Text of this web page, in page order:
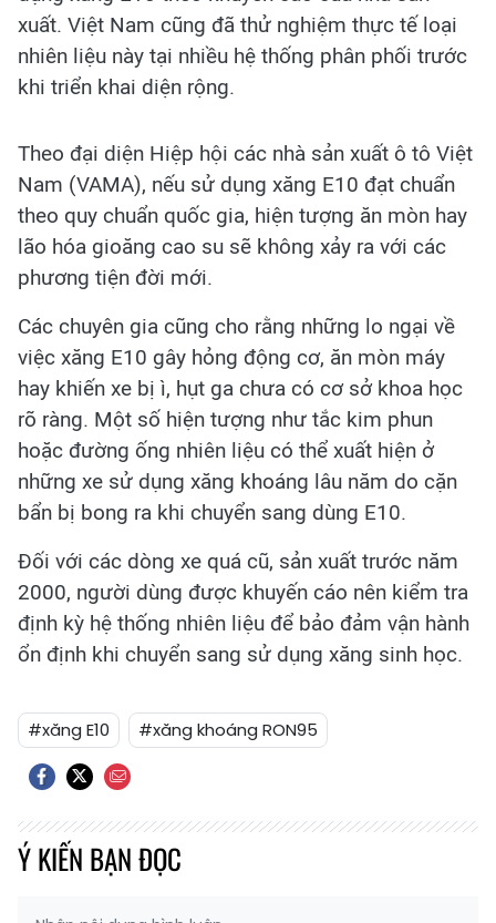
xuất. Việt Nam cũng đã thử nghiệm thực tế loại
nhiên liệu này tại nhiều hệ thống phân phối trước
khi triển khai diện rộng.
Theo đại diện Hiệp hội các nhà sản xuất ô tô Việt
Nam (VAMA), nếu sử dụng xăng E10 đạt chuẩn
theo quy chuẩn quốc gia, hiện tượng ăn mòn hay
lão hóa gioăng cao su sẽ không xảy ra với các
phương tiện đời mới.
Các chuyên gia cũng cho rằng những lo ngại về
việc xăng E10 gây hỏng động cơ, ăn mòn máy
hay khiến xe bị ì, hụt ga chưa có cơ sở khoa học
rõ ràng. Một số hiện tượng như tắc kim phun
hoặc đường ống nhiên liệu có thể xuất hiện ở
những xe sử dụng xăng khoáng lâu năm do cặn
bẩn bị bong ra khi chuyển sang dùng E10.
Đối với các dòng xe quá cũ, sản xuất trước năm
2000, người dùng được khuyến cáo nên kiểm tra
định kỳ hệ thống nhiên liệu để bảo đảm vận hành
ổn định khi chuyển sang sử dụng xăng sinh học.
#xăng E10 #xăng khoáng RON95
Ý KIẾN BẠN ĐỌC